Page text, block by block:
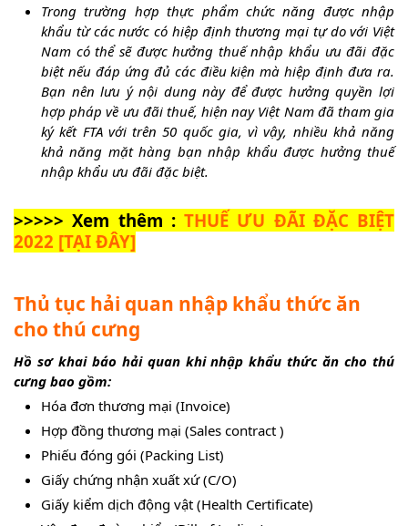
Trong trường hợpthực phẩm chức năng được nhập
khẩu từ các nước có hiệp định thương mại tự do với Việt
Nam có thể sẽ được hưởng thuế nhập khẩu ưu đãi đặc
biệt nếu đáp ứng đủ các điều kiện mà hiệp định đưa ra.
Bạn nên lưu ý nội dung này để được hưởng quyền lợi
hợpphápvề ưu đãi thuế, hiện nay Việt Nam đã tham gia
ký kết FTA với trên 50 quốc gia, vì vậy, nhiều khả năng
khả năng mặt hàng bạn nhập khẩu được hưởng thuế
nhập khẩu ưu đãi đặc biệt.
>>>>> Xem thêm : THUẾ ƯU ĐÃI ĐẶC BIỆT
2022 [TẠI ĐÂY]
Thủ tục hải quan nhập khẩu thức ăn
cho thú cưng
Hồ sơ khai báo hải quan khi nhập khẩu thức ăn cho thú
cưng bao gồm:
Hóa đơn thương mại (Invoice)
Hợp đồng thương mại (Sales contract )
Phiếu đóng gói (Packing List)
Giấy chứng nhận xuất xứ (C/O)
Giấy kiểm dịch động vật (Health Certificate)